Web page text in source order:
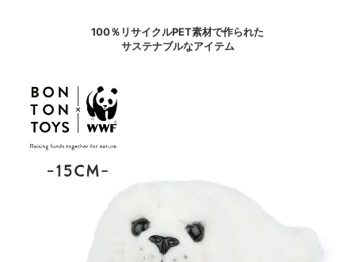
100％リサイクルPET素材で作られた
サステナブルなアイテム